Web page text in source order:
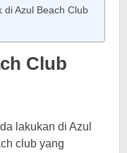
di Azul Beach Club
Club
lakukan di Azul
club yang